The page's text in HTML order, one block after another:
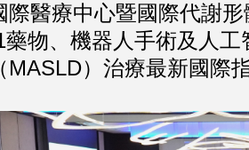
療中心暨國際代謝形
物、機器人手術及人
MASLD）治療最新國際